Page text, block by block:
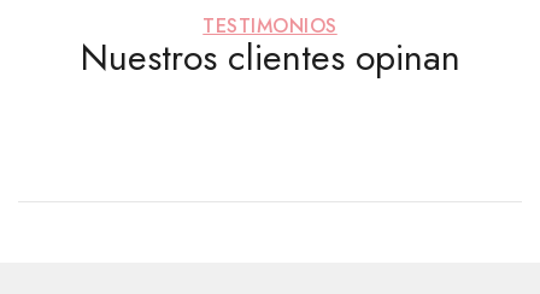
TESTIMONIOS
Nuestros clientes opinan